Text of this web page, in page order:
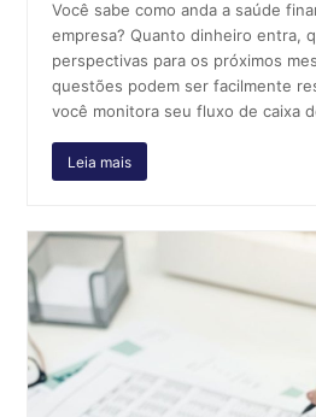
Você sabe como anda a saúde
empresa? Quanto dinheiro entra,
perspectivas para os próximos
questões podem ser facilmente
você monitora seu fluxo de caixa
Leia mais